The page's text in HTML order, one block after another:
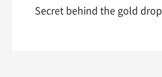
Secret behind the gold drop